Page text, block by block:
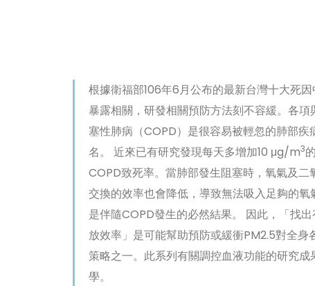
根據衛福部106年6月公布的最新台灣十大死
暴露相關，研發相關預防方法刻不容緩。各
塞性肺病（COPD）是很容易被輕忽的肺部疾
名。 近來已有研究發現每天多增加10 μg/m3
COPD致死率。當肺部發生阻塞時，氧氣及
交換的效率也會降低，導致無法吸入足夠的
是伴隨COPD發生的必然結果。 因此，「找
放效率」是可能幫助預防或緩衝PM2.5對全
策略之一。此系列有關調控血液功能的研究
學。